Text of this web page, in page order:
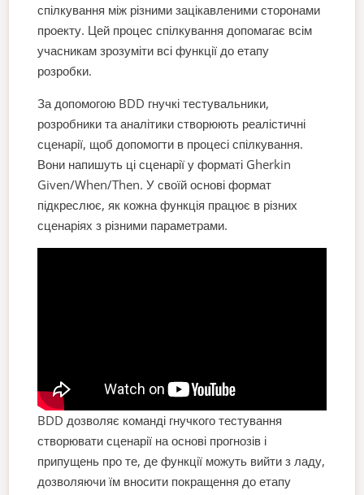
спілкування між різними зацікавленими сторонами
проекту. Цей процес спілкування допомагає всім
учасникам зрозуміти всі функції до етапу
розробки.
За допомогою BDD гнучкі тестувальники,
розробники та аналітики створюють реалістичні
сценарії, щоб допомогти в процесі спілкування.
Вони напишуть ці сценарії у форматі Gherkin
Given/When/Then. У своїй основі формат
підкреслює, як кожна функція працює в різних
сценаріях з різними параметрами.
BDD дозволяє команді гнучкого тестування
створювати сценарії на основі прогнозів і
припущень про те, де функції можуть вийти з ладу,
дозволяючи їм вносити покращення до етапу